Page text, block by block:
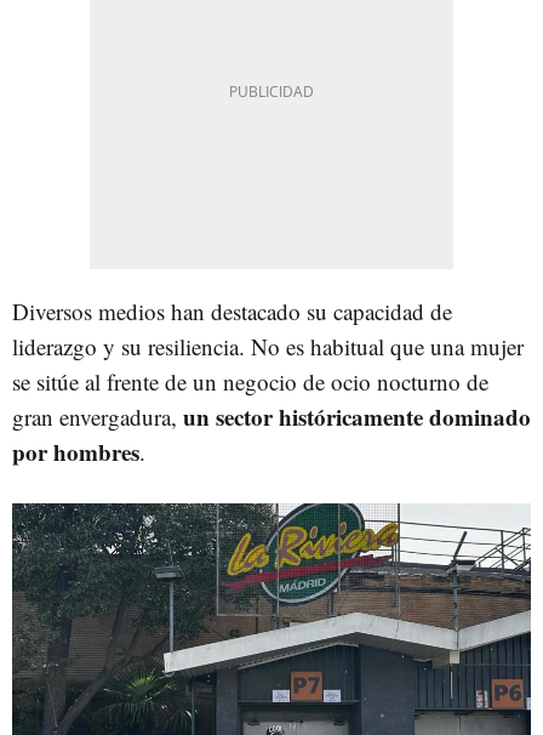
Diversos medios han destacado su capacidad de
liderazgo y su resiliencia. No es habitual que una mujer
se sitúe al frente de un negocio de ocio nocturno de
gran envergadura, un sector históricamente dominado
por hombres.